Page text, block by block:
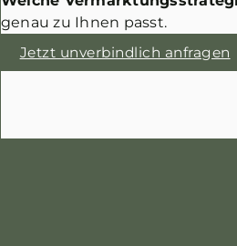
genau zu Ihnen passt.
Jetzt unverbindlich anfragen